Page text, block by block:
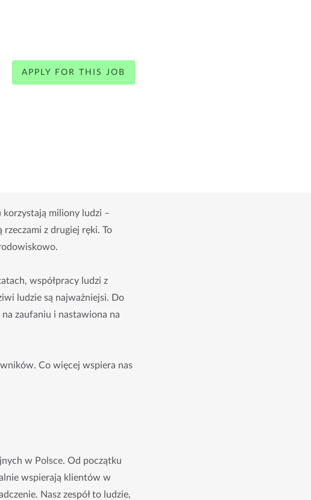
APPLY FOR THIS JOB
miliony ludzi –
z drugiej ręki. To
współpracy ludzi z
ludzie są najważniejsi. Do
zaufaniu i nastawiona na
Co więcej wspiera nas
w Polsce. Od początku
wspierają klientów w
Nasz zespół to ludzie,